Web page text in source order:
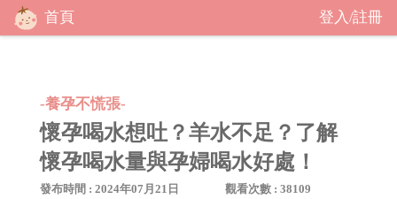
首頁 登入/註冊
-養孕不慌張-
懷孕喝水想吐？羊水不足？了解
懷孕喝水量與孕婦喝水好處！
發布時間 : 2024年07月21日
觀看次數 : 38109